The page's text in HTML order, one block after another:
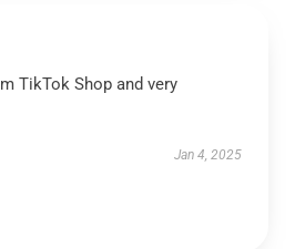
TikTok Shop and very
Jan 4, 2025